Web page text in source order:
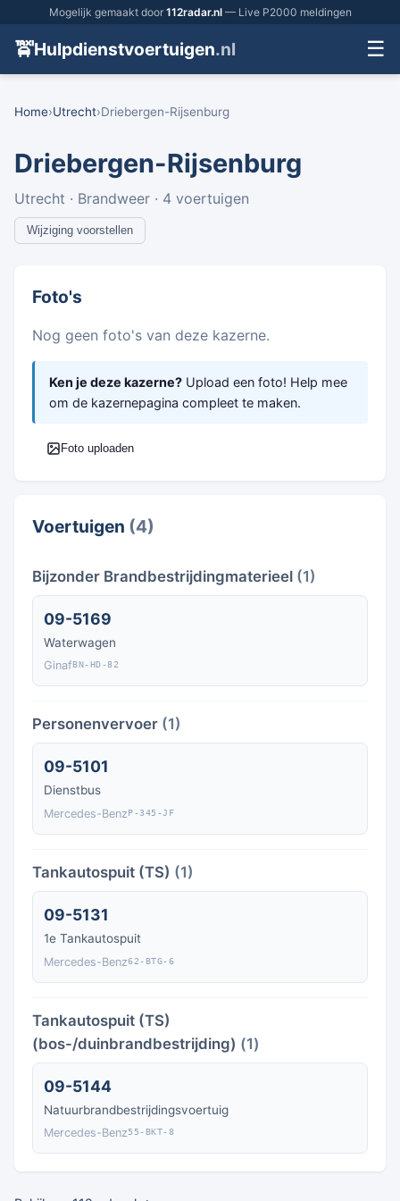
Mogelijk gemaakt door 112radar.nl— Live P2000 meldingen
🚖Hulpdienstvoertuigen.nl ☰
Home›Utrecht›Driebergen-Rijsenburg
Driebergen-Rijsenburg
Utrecht · Brandweer · 4 voertuigen
Wijziging voorstellen
Foto's
Nog geen foto's van deze kazerne.
Ken je deze kazerne? Upload een foto! Help mee
om de kazernepagina compleet te maken.
Foto uploaden
Voertuigen (4)
Bijzonder Brandbestrijdingmaterieel (1)
09-5169
Waterwagen
GinafBN-HD-82
Personenvervoer (1)
09-5101
Dienstbus
Mercedes-BenzP-345-JF
Tankautospuit (TS) (1)
09-5131
1e Tankautospuit
Mercedes-Benz62-BTG-6
Tankautospuit (TS)
(bos-/duinbrandbestrijding) (1)
09-5144
Natuurbrandbestrijdingsvoertuig
Mercedes-Benz55-BKT-8